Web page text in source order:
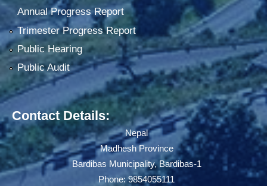
Annual Progress Report
Trimester Progress Report
Public Hearing
Public Audit
Contact Details:
Nepal
Madhesh Province
Bardibas Municipality, Bardibas-1
Phone: 9854055111